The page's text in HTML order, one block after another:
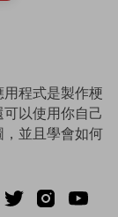
程式是製作梗
以使用你自己
並且學會如何